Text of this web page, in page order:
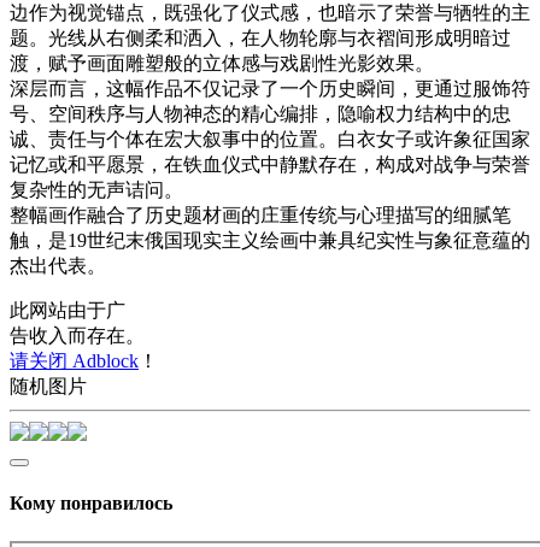
边作为视觉锚点，既强化了仪式感，也暗示了荣誉与牺牲的主
题。光线从右侧柔和洒入，在人物轮廓与衣褶间形成明暗过
渡，赋予画面雕塑般的立体感与戏剧性光影效果。
深层而言，这幅作品不仅记录了一个历史瞬间，更通过服饰符
号、空间秩序与人物神态的精心编排，隐喻权力结构中的忠
诚、责任与个体在宏大叙事中的位置。白衣女子或许象征国家
记忆或和平愿景，在铁血仪式中静默存在，构成对战争与荣誉
复杂性的无声诘问。
整幅画作融合了历史题材画的庄重传统与心理描写的细腻笔
触，是19世纪末俄国现实主义绘画中兼具纪实性与象征意蕴的
杰出代表。
此网站由于广
告收入而存在。
请关闭 Adblock ！
随机图片
Кому понравилось